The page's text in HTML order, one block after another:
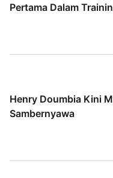
Pertama Dalam
Henry Doumbia Kini
Sambernyawa